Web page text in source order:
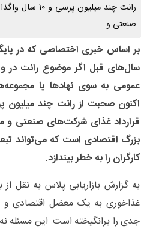
رانت چند
صنعتی و
بر اساس خبری اختصاصی که در
سال‌های قبل اگر موضوع رانت در
عمومی به سوی نهادها یا
قرارداد غذای شرکت‌های صنعتی و
بزرگ اقتصادی است که می‌تواند
کارگران را به خطر بیندازد.
به گزارش بازاریابی پلاس به نقل
غذاخوری به یک معضل اقتصادی و
جدی را برانگیخته است. این مسئله